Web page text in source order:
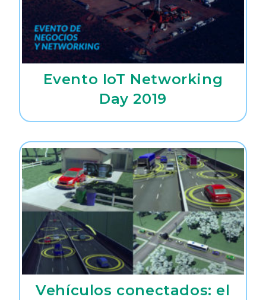
Evento IoT Networking
Day 2019
Vehículos conectados: el